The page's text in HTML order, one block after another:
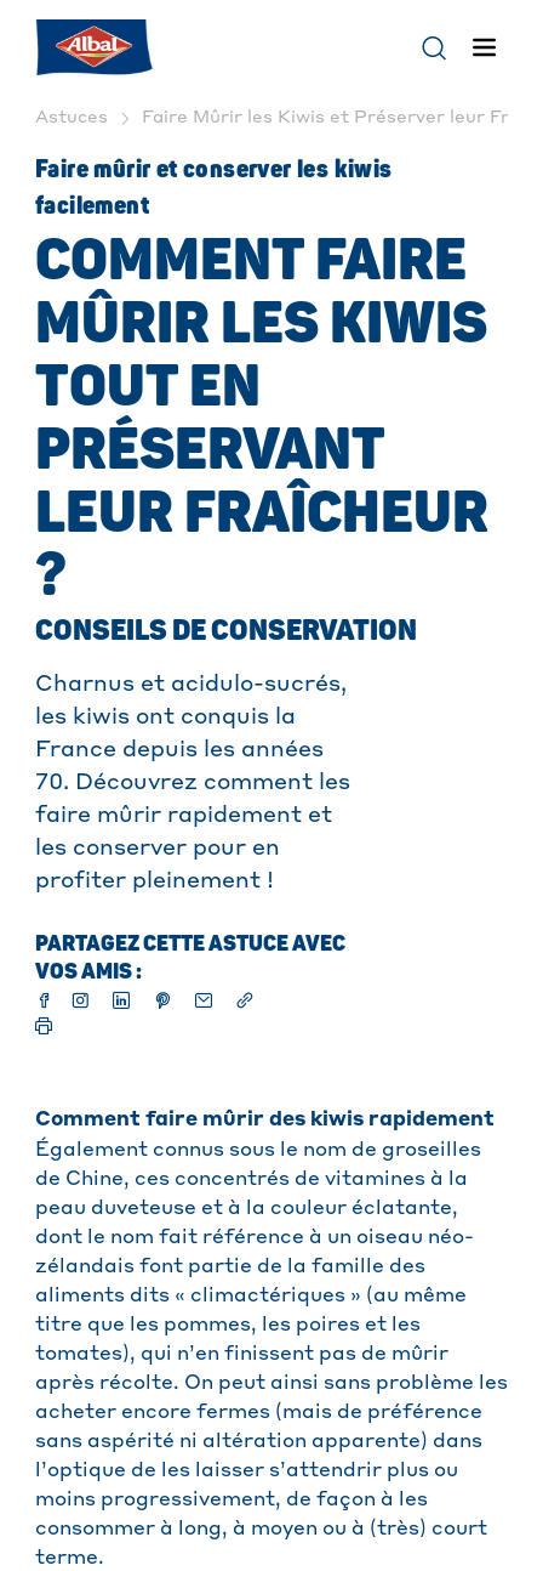
Astuces Faire Mûrir les Kiwis et Préserver leur
Faire mûrir et conserver les kiwis
facilement
COMMENT FAIRE
MÛRIR LES KIWIS
TOUT EN
PRÉSERVANT
LEUR FRAÎCHEUR
?
CONSEILS DE CONSERVATION
Charnus et acidulo-sucrés,
les kiwis ont conquis la
France depuis les années
70. Découvrez comment les
faire mûrir rapidement et
les conserver pour en
profiter pleinement !
PARTAGEZ CETTE ASTUCE AVEC
VOS AMIS :
Comment faire mûrir des kiwis rapidement
Également connus sous le nom de groseilles
de Chine, ces concentrés de vitamines à la
peau duveteuse et à la couleur éclatante,
dont le nom fait référence à un oiseau néo-
zélandais font partie de la famille des
aliments dits « climactériques » (au même
titre que les pommes, les poires et les
tomates), qui n’en finissent pas de mûrir
après récolte. On peut ainsi sans problème les
acheter encore fermes (mais de préférence
sans aspérité ni altération apparente) dans
l’optique de les laisser s’attendrir plus ou
moins progressivement, de façon à les
consommer à long, à moyen ou à (très) court
terme.